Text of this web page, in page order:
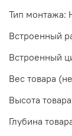
Тип монтажа:
Встроенный
Встроенный
Вес товара
Высота
Глубина